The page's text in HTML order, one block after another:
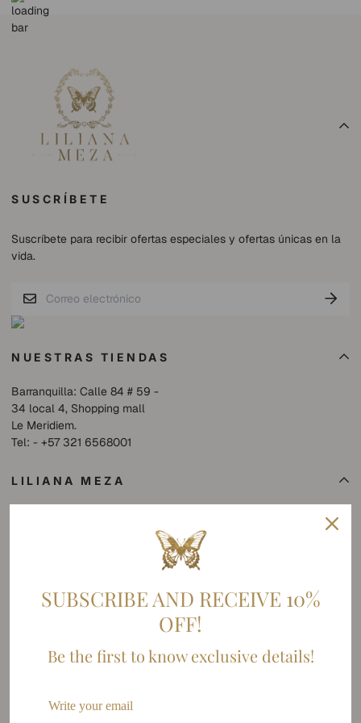
NUESTRAS TIENDAS
Barranquilla: Calle 84 # 59 -
34 local 4, Shopping mall
Le Meridiem.
Tel: - +57 321 6568001
LILIANA MEZA
Contacto
SUSCRÍBETE
Suscríbete para recibir ofertas especiales y ofertas únicas en la
vida.
SUBSCRIBE AND RECEIVE 10%
OFF!
Be the first to know exclusive details!